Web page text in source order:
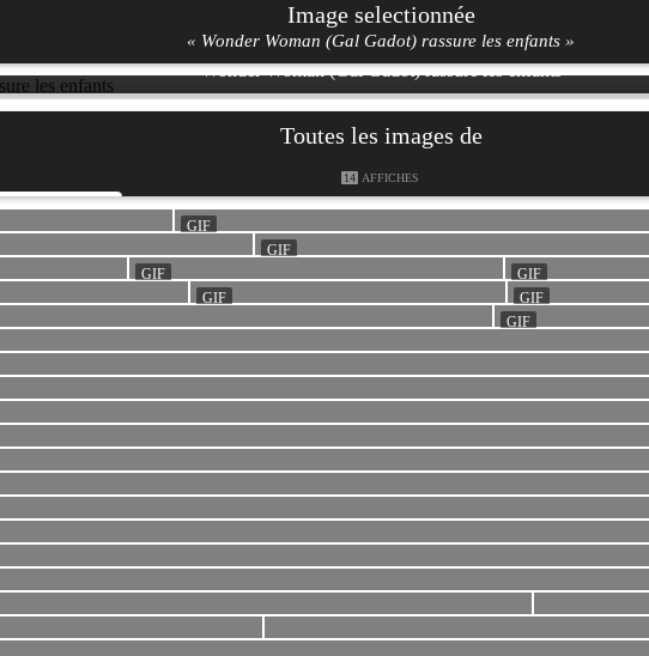
Image selectionnée
« Wonder Woman (Gal Gadot) rassure les enfants »
Wonder Woman (Gal Gadot) rassure les enfants
Toutes les images de
14 AFFICHES